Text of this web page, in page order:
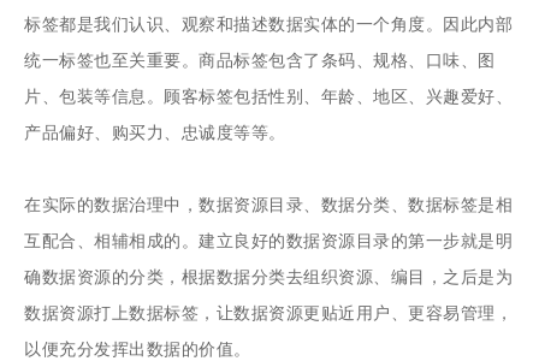
标签都是我们认识、观察和描述数据实体的一个角度。因此内部
统一标签也至关重要。商品标签包含了条码、规格、口味、图
片、包装等信息。顾客标签包括性别、年龄、地区、兴趣爱好、
产品偏好、购买力、忠诚度等等。
在实际的数据治理中，数据资源目录、数据分类、数据标签是相
互配合、相辅相成的。建立良好的数据资源目录的第一步就是明
确数据资源的分类，根据数据分类去组织资源、编目，之后是为
数据资源打上数据标签，让数据资源更贴近用户、更容易管理，
以便充分发挥出数据的价值。